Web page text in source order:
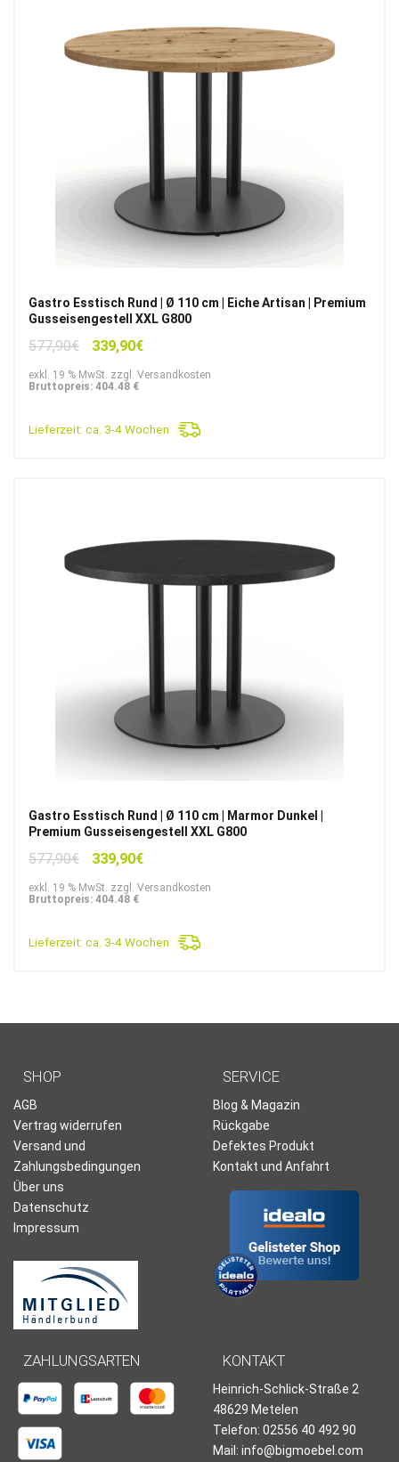
Gastro Esstisch Rund | Ø 110 cm | Eiche Artisan | Premium
Gusseisengestell XXL G800
577,90€
Ursprünglicher
war:
339,90€Aktueller
ist:
exkl. 19 % MwSt. zzgl. Versandkosten
Bruttopreis: 404.48 €
Lieferzeit: ca. 3-4 Wochen
Gastro Esstisch Rund | Ø 110 cm | Marmor Dunkel |
Premium Gusseisengestell XXL G800
577,90€
Ursprünglicher
war:
339,90€Aktueller
ist:
exkl. 19 % MwSt. zzgl. Versandkosten
Bruttopreis: 404.48 €
Lieferzeit: ca. 3-4 Wochen
SHOP
AGB
Vertrag widerrufen
Versand und
Zahlungsbedingungen
Über uns
Datenschutz
Impressum
SERVICE
Blog & Magazin
Rückgabe
Defektes Produkt
Kontakt und Anfahrt
ZAHLUNGSARTEN KONTAKT
Heinrich-Schlick-Straße 2
48629 Metelen
Telefon: 02556 40 492 90
Mail: info@bigmoebel.com